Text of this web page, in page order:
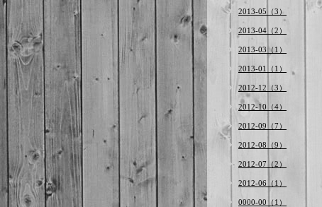
2013-05（3）
2013-04（2）
2013-03（1）
2013-01（1）
2012-12（3）
2012-10（4）
2012-09（7）
2012-08（9）
2012-07（2）
2012-06（1）
0000-00（1）